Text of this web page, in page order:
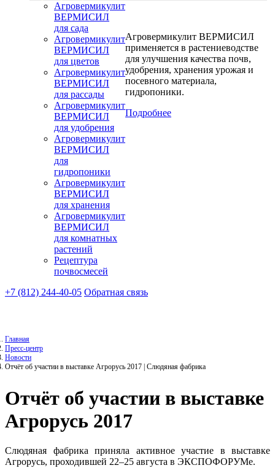
Агровермикулит
ВЕРМИСИЛ
для сада
Агровермикулит
ВЕРМИСИЛ
для цветов
Агровермикулит
ВЕРМИСИЛ
для рассады
Агровермикулит
ВЕРМИСИЛ
для удобрения
Агровермикулит
ВЕРМИСИЛ
для
гидропоники
Агровермикулит
ВЕРМИСИЛ
для хранения
Агровермикулит
ВЕРМИСИЛ
для комнатных
растений
Рецептура
почвосмесей
Агровермикулит ВЕРМИСИЛ
применяется в растениеводстве
для улучшения качества почв,
удобрения, хранения урожая и
посевного материала,
гидропоники.
Подробнее
+7 (812) 244-40-05 Обратная связь
Главная
Пресс-центр
Новости
Отчёт об участии в выставке Агрорусь 2017 | Слюдяная фабрика
Отчёт об участии в выставке
Агрорусь 2017
Слюдяная фабрика приняла активное участие в выставке
Агрорусь, проходившей 22–25 августа в ЭКСПОФОРУМе.